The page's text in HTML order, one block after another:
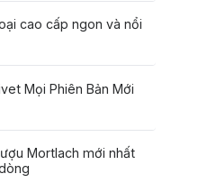
cao cấp ngon và nổi
Mọi Phiên Bản Mới
Mortlach mới nhất